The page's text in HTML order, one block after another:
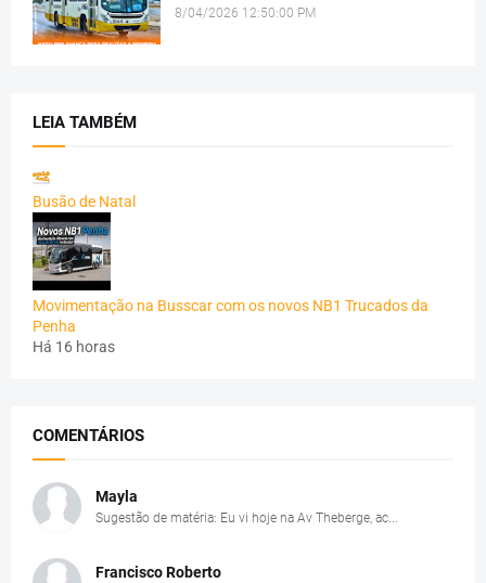
8/04/2026 12:50:00 PM
LEIA TAMBÉM
Busão de Natal
Movimentação na Busscar com os novos NB1 Trucados da
Penha
Há 16 horas
COMENTÁRIOS
Mayla
Sugestão de matéria: Eu vi hoje na Av Theberge, ac...
Francisco Roberto